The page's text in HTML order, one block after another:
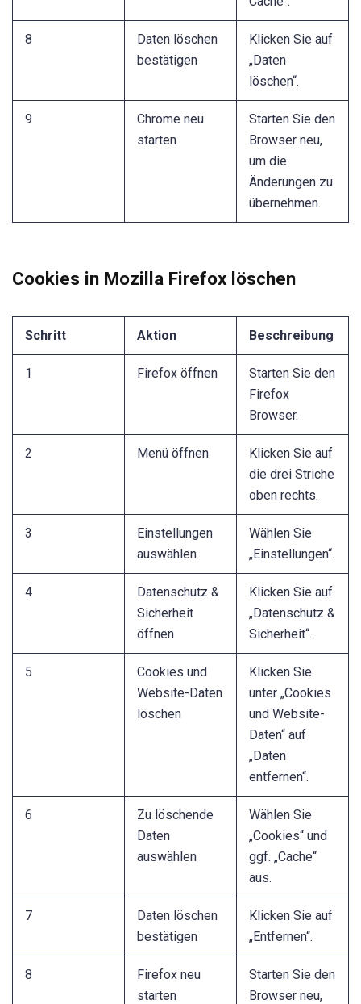
8
Daten löschen
bestätigen
Klicken Sie auf
„Daten
löschen“.
9
Chrome neu
starten
Starten Sie den
Browser neu,
um die
Änderungen zu
übernehmen.
Cookies in Mozilla Firefox löschen
Schritt Aktion Beschreibung
1 Firefox öffnen
Starten Sie den
Firefox
Browser.
2 Menü öffnen
Klicken Sie auf
die drei Striche
oben rechts.
3
Einstellungen
auswählen
Wählen Sie
„Einstellungen“.
4
Datenschutz &
Sicherheit
öffnen
Klicken Sie auf
„Datenschutz &
Sicherheit“.
5
Cookies und
Website-Daten
löschen
Klicken Sie
unter „Cookies
und Website-
Daten“ auf
„Daten
entfernen“.
6
Zu löschende
Daten
auswählen
Wählen Sie
„Cookies“ und
ggf. „Cache“
aus.
7
Daten löschen
bestätigen
Klicken Sie auf
„Entfernen“.
8
Firefox neu
starten
Starten Sie den
Browser neu,